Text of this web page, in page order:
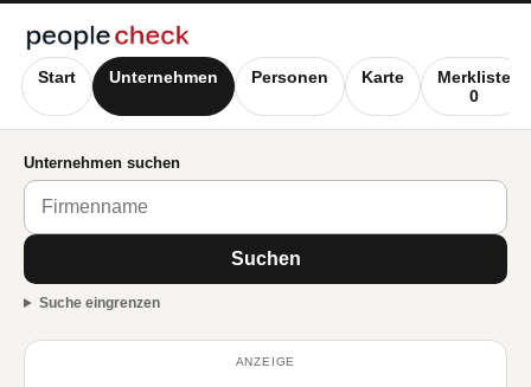
Start Unternehmen Personen Karte
Merkliste
0
Unternehmen suchen
Suchen
Suche eingrenzen
ANZEIGE